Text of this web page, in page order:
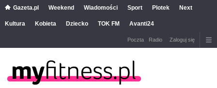
Gazeta.pl Weekend Wiadomości Sport Plotek Next
Kultura Kobieta Dziecko TOK FM Avanti24
Poczta Radio Zaloguj się